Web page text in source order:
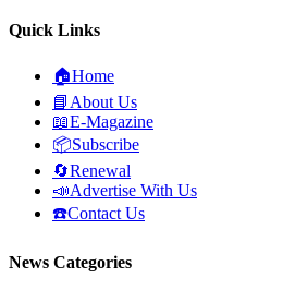
Quick Links
🏠Home
📘 About Us
📖E-Magazine
📦Subscribe
🔄Renewal
📣Advertise With Us
☎️Contact Us
News Categories